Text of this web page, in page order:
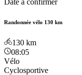
Randonnée vélo 130 km
130 km
08:05
Vélo
Cyclosportive